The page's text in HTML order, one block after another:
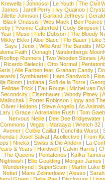
Krewella | Johnossi | Le Youth | The Civil
James | Jarell Perry | Ivy Quainoo |
Jillette Johnson | Garland Jeffreys |
Black Onassis | Wes Mack | Ben Pearce
| Yvonne Catterfeld | Cody Simpson |
Year |Muse |Fefe Dobson |The Bloody
Mikky Ekko | Aloe Blacc | Flo Bauer | Like
Says | Jenix | Wille And The Bandits | MO
Faith |Oonagh |Vandenbergs
Rooftop Runners |Two Wooden Stones |
| Ricardo Bielecki | Otto Normal |
| Alle Farben feat. Graham Candy |
| Synthkartell | Ham Sandwich |
Bloom | Indiana | Sofi de la Torre |
Felidae Trick | Eau Rouge | Michel van
Secondcity |Eisenhauer |Woody Pitney |
Malinchak |Porter Robinson | Iggy and
Oliver Heldens |Steve Angello |As Animals
Lary | Grace | Adrenaline Rush | Tom
Nervous Nellie | Dee Dee Bridgewater |
Commons |Vegas |Maraaya |Wretch 32 |
Avener | Colbie Caillat | Conchita Wurst |
| Josef Salvat | Acollective | From
| Nneka | Swiss & Die Andern | La
& Years |Hardwell |Calvin Harris |
The Queens | Pentatones | Kafka Tamura
Nightwish |Ellie Goulding |Morgan James
Wunderkynd | SuperScum | Martin Luke
Nottet |Mans Zelmerloew |Alesso |